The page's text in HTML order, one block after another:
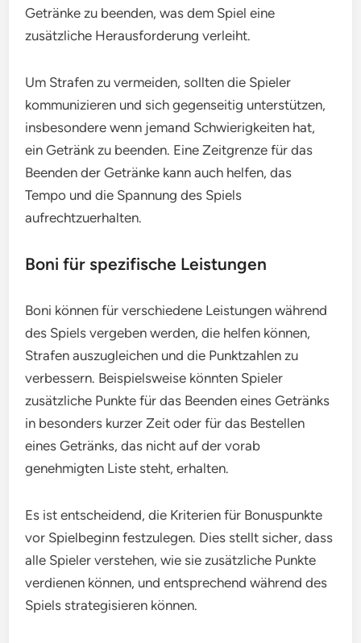
Getränke zu beenden, was dem Spiel eine
zusätzliche Herausforderung verleiht.
Um Strafen zu vermeiden, sollten die Spieler
kommunizieren und sich gegenseitig unterstützen,
insbesondere wenn jemand Schwierigkeiten hat,
ein Getränk zu beenden. Eine Zeitgrenze für das
Beenden der Getränke kann auch helfen, das
Tempo und die Spannung des Spiels
aufrechtzuerhalten.
Boni für spezifische Leistungen
Boni können für verschiedene Leistungen während
des Spiels vergeben werden, die helfen können,
Strafen auszugleichen und die Punktzahlen zu
verbessern. Beispielsweise könnten Spieler
zusätzliche Punkte für das Beenden eines Getränks
in besonders kurzer Zeit oder für das Bestellen
eines Getränks, das nicht auf der vorab
genehmigten Liste steht, erhalten.
Es ist entscheidend, die Kriterien für Bonuspunkte
vor Spielbeginn festzulegen. Dies stellt sicher, dass
alle Spieler verstehen, wie sie zusätzliche Punkte
verdienen können, und entsprechend während des
Spiels strategisieren können.